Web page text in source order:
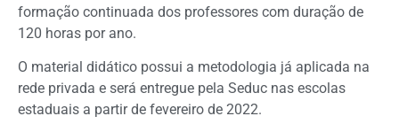
formação continuada dos professores com duração de
120 horas por ano.
O material didático possui a metodologia já aplicada na
rede privada e será entregue pela Seduc nas escolas
estaduais a partir de fevereiro de 2022.